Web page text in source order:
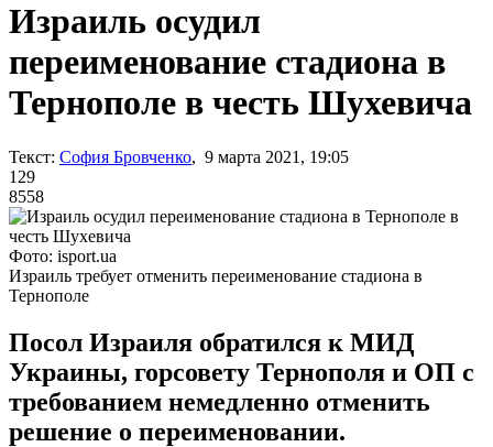
Израиль осудил
переименование стадиона в
Тернополе в честь Шухевича
Текст: София Бровченко, 9 марта 2021, 19:05
129
8558
Фото: isport.ua
Израиль требует отменить переименование стадиона в
Тернополе
Посол Израиля обратился к МИД
Украины, горсовету Тернополя и ОП с
требованием немедленно отменить
решение о переименовании.